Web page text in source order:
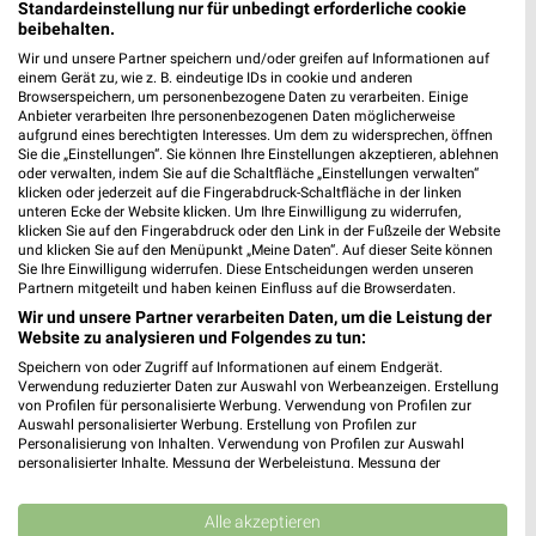
3 Filialen
Alnatura Hamburg
Hoheluftchaussee 18
20253 Hamburg
Heute 08:00 - 20:00 Uhr | Geöffnet
2,21 km
Alnatura Hamburg
Hahnenkamp 1 (Bahnhof Altona)
22765 Hamburg
Heute 08:00 - 20:00 Uhr | Geöffnet
2,29 km
Bahrenfelder Str. 242 - 244
Standardeinstellung nur für unbedingt erforderliche cookie
beibehalten.
Wir und unsere Partner speichern und/oder greifen auf Informationen auf
einem Gerät zu, wie z. B. eindeutige IDs in cookie und anderen
Browserspeichern, um personenbezogene Daten zu verarbeiten. Einige
Anbieter verarbeiten Ihre personenbezogenen Daten möglicherweise
aufgrund eines berechtigten Interesses. Um dem zu widersprechen, öffnen
Sie die „Einstellungen“. Sie können Ihre Einstellungen akzeptieren, ablehnen
oder verwalten, indem Sie auf die Schaltfläche „Einstellungen verwalten“
klicken oder jederzeit auf die Fingerabdruck-Schaltfläche in der linken
unteren Ecke der Website klicken. Um Ihre Einwilligung zu widerrufen,
klicken Sie auf den Fingerabdruck oder den Link in der Fußzeile der Website
und klicken Sie auf den Menüpunkt „Meine Daten“. Auf dieser Seite können
Sie Ihre Einwilligung widerrufen. Diese Entscheidungen werden unseren
Partnern mitgeteilt und haben keinen Einfluss auf die Browserdaten.
Wir und unsere Partner verarbeiten Daten, um die Leistung der
Website zu analysieren und Folgendes zu tun:
Speichern von oder Zugriff auf Informationen auf einem Endgerät.
Verwendung reduzierter Daten zur Auswahl von Werbeanzeigen. Erstellung
von Profilen für personalisierte Werbung. Verwendung von Profilen zur
Auswahl personalisierter Werbung. Erstellung von Profilen zur
Personalisierung von Inhalten. Verwendung von Profilen zur Auswahl
personalisierter Inhalte. Messung der Werbeleistung. Messung der
Kombinationen von Daten aus verschiedenen Quellen. Entwicklung und
Verbesserung der Angebote. Verwendung reduzierter Daten zur Auswahl
Alle akzeptieren